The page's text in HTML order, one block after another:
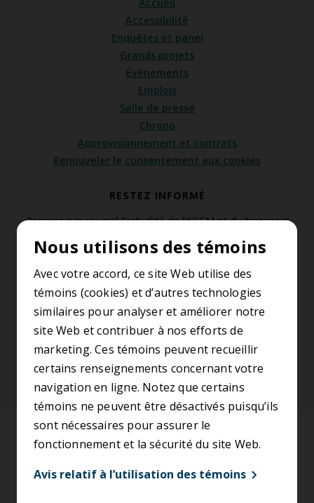
Nous utilisons des témoins
Avec votre accord, ce site Web utilise des
témoins (cookies) et d’autres technologies
similaires pour analyser et améliorer notre
site Web et contribuer à nos efforts de
marketing. Ces témoins peuvent recueillir
certains renseignements concernant votre
navigation en ligne. Notez que certains
témoins ne peuvent être désactivés puisqu’ils
sont nécessaires pour assurer le
fonctionnement et la sécurité du site Web.
Avis relatif à l’utilisation des témoins
Accessibilité
Enquêtes et panel
Grands projets
Évènements
Emplois
Salle de presse
Chrono
Approvisionnement et contrats
Renouveler le consentement aux cookies
RESTEZ INFORMÉ
Recevez par courriel l’actualité de l’ARTM et du transport
S’abonner à l’infolettre
SUIVEZ-NOUS